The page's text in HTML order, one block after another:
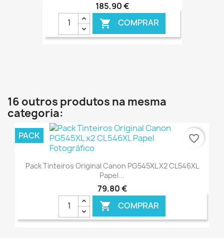
185,90 €
 COMPRAR
16 outros produtos na mesma
categoria:
Pack Tinteiros Original Canon PG545XL X2 CL546XL
Papel...
79,80 €
 COMPRAR
PACK favorite_border